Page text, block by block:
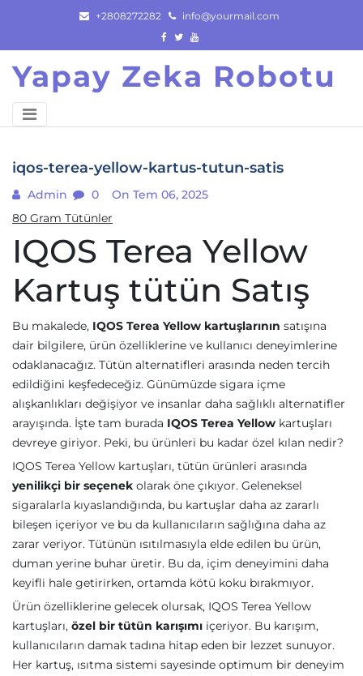
content
+2808272282 info@yourmail.com
Yapay Zeka Robotu
iqos-terea-yellow-kartus-tutun-satis
Admin 0
On Tem 06, 2025
80 Gram Tütünler
IQOS Terea Yellow
Kartuş tütün Satış
Bu makalede, IQOS Terea Yellow kartuşlarının satışına
dair bilgilere, ürün özelliklerine ve kullanıcı deneyimlerine
odaklanacağız. Tütün alternatifleri arasında neden tercih
edildiğini keşfedeceğiz. Günümüzde sigara içme
alışkanlıkları değişiyor ve insanlar daha sağlıklı alternatifler
arayışında. İşte tam burada IQOS Terea Yellow kartuşları
devreye giriyor. Peki, bu ürünleri bu kadar özel kılan nedir?
IQOS Terea Yellow kartuşları, tütün ürünleri arasında
yenilikçi bir seçenek olarak öne çıkıyor. Geleneksel
sigaralarla kıyaslandığında, bu kartuşlar daha az zararlı
bileşen içeriyor ve bu da kullanıcıların sağlığına daha az
zarar veriyor. Tütünün ısıtılmasıyla elde edilen bu ürün,
duman yerine buhar üretir. Bu da, içim deneyimini daha
keyifli hale getirirken, ortamda kötü koku bırakmıyor.
Ürün özelliklerine gelecek olursak, IQOS Terea Yellow
kartuşları, özel bir tütün karışımı içeriyor. Bu karışım,
kullanıcıların damak tadına hitap eden bir lezzet sunuyor.
Her kartuş, ısıtma sistemi sayesinde optimum bir deneyim